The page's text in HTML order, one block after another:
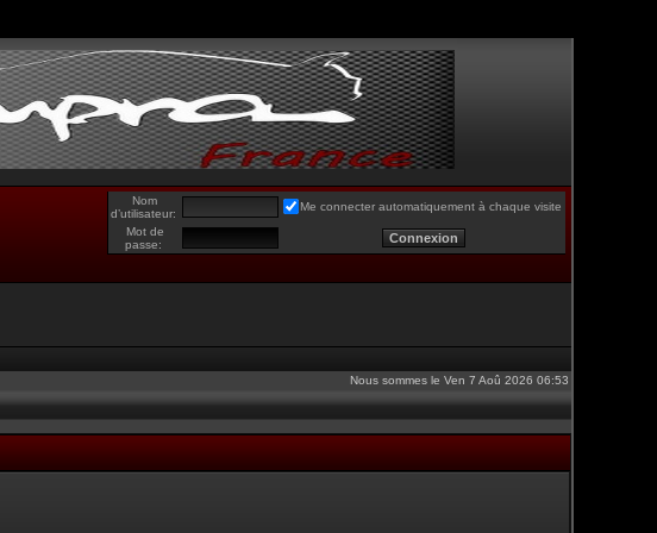
Nom
d’utilisateur:
Me connecter automatiquement à chaque visite
Mot de
passe:
Nous sommes le Ven 7 Aoû 2026 06:53